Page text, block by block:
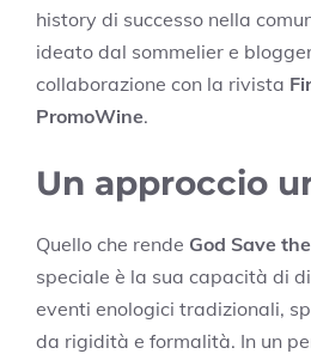
history di successo nella
ideato dal sommelier e
collaborazione con la rivista
PromoWine.
Un approccio
Quello che rende God Save
speciale è la sua capacità di
eventi enologici tradizionali,
da rigidità e formalità. In un